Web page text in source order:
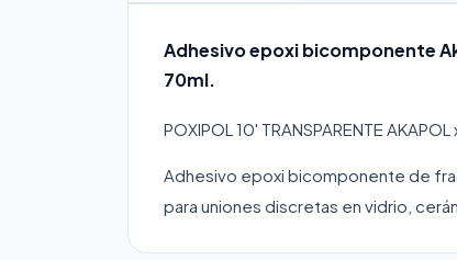
Adhesivo epoxi bicomponente
70ml.
POXIPOL 10' TRANSPARENTE AKAPOL
Adhesivo epoxi bicomponente de
para uniones discretas en vidrio,